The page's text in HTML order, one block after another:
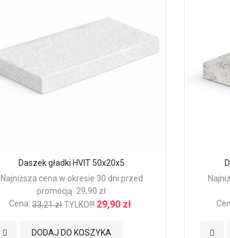
Daszek gładki HVIT 50x20x5
Najniższa cena w okresie 30 dni przed
promocją: 29,90 zł
Cena: 33,21 złTYLKO!!! 29,90 zł
DODAJ DO KOSZYKA
Dodaj Dodaj